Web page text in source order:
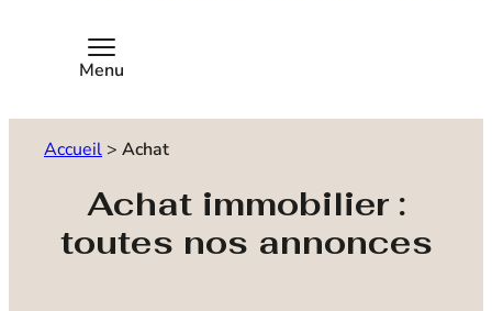
Menu
Accueil > Achat
Achat immobilier :
toutes nos annonces